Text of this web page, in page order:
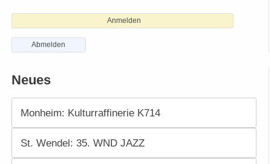
Anmelden
Abmelden
Neues
Monheim: Kulturraffinerie K714
St. Wendel: 35. WND JAZZ